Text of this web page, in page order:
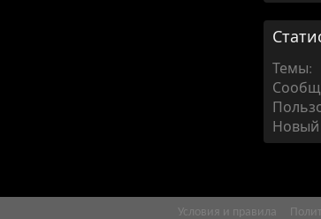
Темы
Новый
Условия и правила